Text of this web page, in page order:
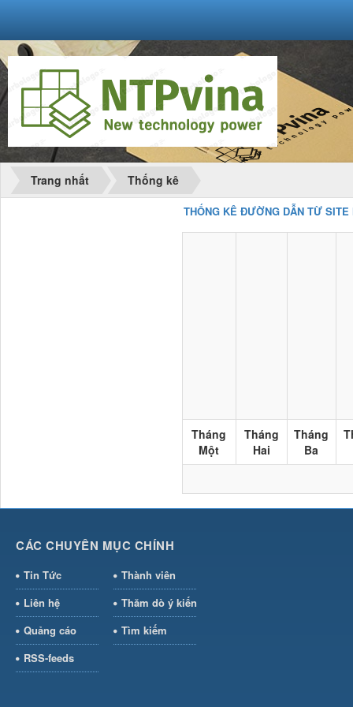
Trang nhất Thống kê
THỐNG KÊ ĐƯỜNG DẪN TỪ SITE
Tháng
Một
Tháng
Hai
Tháng
Ba
CÁC CHUYÊN MỤC CHÍNH
Tin Tức
Thành viên
Liên hệ
Thăm dò ý kiến
Quảng cáo
Tìm kiếm
RSS-feeds